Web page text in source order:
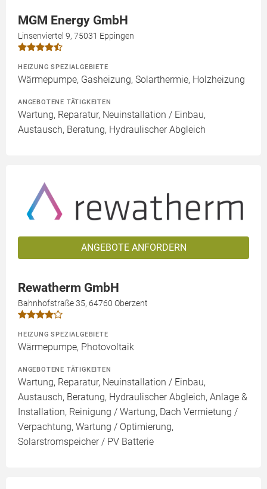
MGM Energy GmbH
Linsenviertel 9, 75031 Eppingen
HEIZUNG SPEZIALGEBIETE
Wärmepumpe, Gasheizung, Solarthermie, Holzheizung
ANGEBOTENE TÄTIGKEITEN
Wartung, Reparatur, Neuinstallation / Einbau,
Austausch, Beratung, Hydraulischer Abgleich
ANGEBOTE ANFORDERN
Rewatherm GmbH
Bahnhofstraße 35, 64760 Oberzent
HEIZUNG SPEZIALGEBIETE
Wärmepumpe, Photovoltaik
ANGEBOTENE TÄTIGKEITEN
Wartung, Reparatur, Neuinstallation / Einbau,
Austausch, Beratung, Hydraulischer Abgleich, Anlage &
Installation, Reinigung / Wartung, Dach Vermietung /
Verpachtung, Wartung / Optimierung,
Solarstromspeicher / PV Batterie